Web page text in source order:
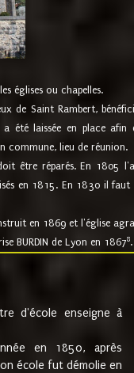
églises ou chapelles.
de Saint Rambert,
été laissée en place
commune, lieu de réunion.
être réparés. En 1805
en 1815. En 1830 il
en 1869 et l'église
BURDIN de Lyon en 18678.
d'école enseigne à
en 1850, après
école fut démolie en